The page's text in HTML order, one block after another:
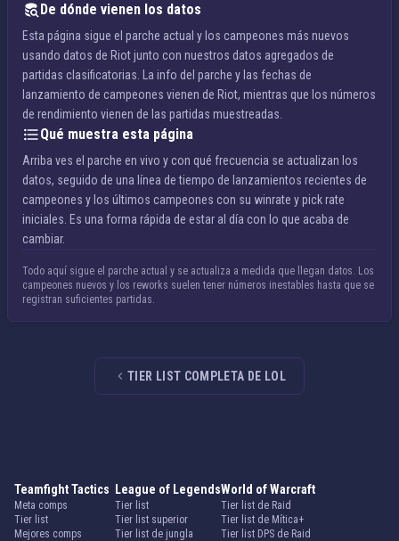
De dónde vienen los datos
Esta página sigue el parche actual y los campeones más nuevos
usando datos de Riot junto con nuestros datos agregados de
partidas clasificatorias. La info del parche y las fechas de
lanzamiento de campeones vienen de Riot, mientras que los números
de rendimiento vienen de las partidas muestreadas.
Qué muestra esta página
Arriba ves el parche en vivo y con qué frecuencia se actualizan los
datos, seguido de una línea de tiempo de lanzamientos recientes de
campeones y los últimos campeones con su winrate y pick rate
iniciales. Es una forma rápida de estar al día con lo que acaba de
cambiar.
Todo aquí sigue el parche actual y se actualiza a medida que llegan datos. Los
campeones nuevos y los reworks suelen tener números inestables hasta que se
registran suficientes partidas.
TIER LIST COMPLETA DE LOL
Teamfight Tactics
Meta comps
Tier list
Mejores comps
League of Legends
Tier list
Tier list superior
Tier list de jungla
World of Warcraft
Tier list de Raid
Tier list de Mítica+
Tier list DPS de Raid